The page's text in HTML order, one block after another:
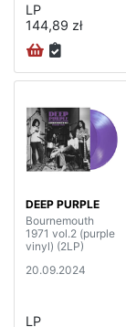
LP
144,89 zł
DEEP PURPLE
Bournemouth
1971 vol.2 (purple
vinyl) (2LP)
20.09.2024
LP